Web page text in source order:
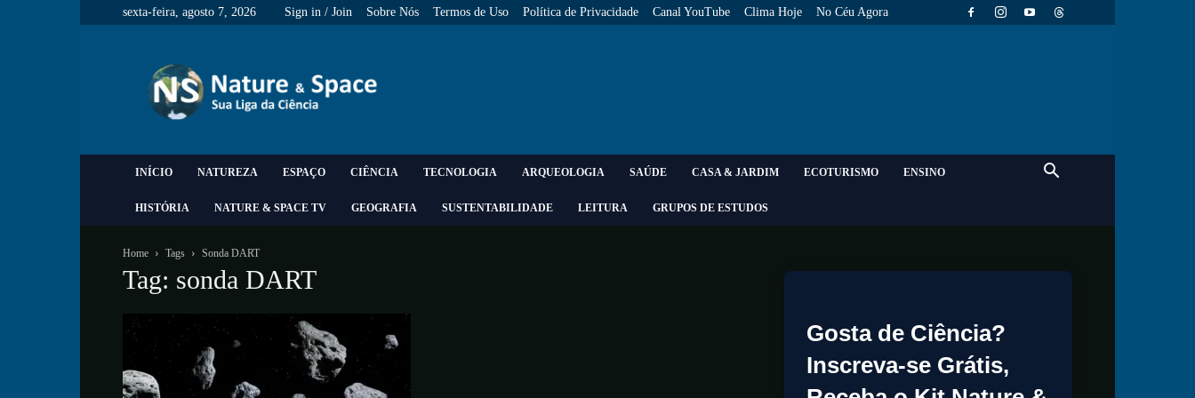
sexta-feira, agosto 7, 2026 Sign in / Join Sobre Nós Termos de Uso Política de Privacidade Canal YouTube Clima Hoje No Céu Agora
&
Space
INÍCIO NATUREZA ESPAÇO CIÊNCIA TECNOLOGIA ARQUEOLOGIA SAÚDE CASA & JARDIM ECOTURISMO ENSINO
HISTÓRIA NATURE & SPACE TV GEOGRAFIA SUSTENTABILIDADE LEITURA GRUPOS DE ESTUDOS
Home Tags Sonda DART
Tag: sonda DART
Gosta de Ciência?
Inscreva-se Grátis,